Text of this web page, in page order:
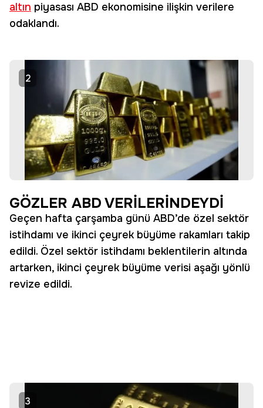
altın piyasası ABD ekonomisine ilişkin verilere
odaklandı.
2
GÖZLER ABD VERİLERİNDEYDİ
Geçen hafta çarşamba günü ABD’de özel sektör
istihdamı ve ikinci çeyrek büyüme rakamları takip
edildi. Özel sektör istihdamı beklentilerin altında
artarken, ikinci çeyrek büyüme verisi aşağı yönlü
revize edildi.
3